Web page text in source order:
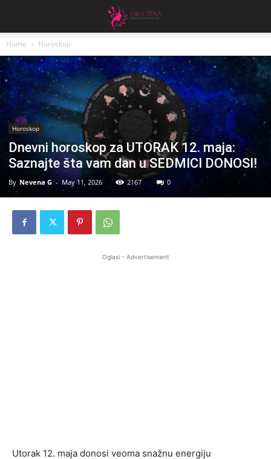
Home Horoskop
Horoskop
Dnevni horoskop za UTORAK 12. maja:
Saznajte šta vam dan u SEDMICI DONOSI!
By Nevena G - May 11, 2026 2167 0
Oglasi - Advertisement
Utorak 12. maja donosi veoma snažnu energiju